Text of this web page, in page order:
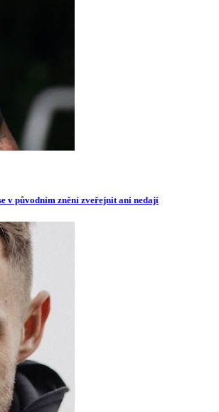
v původním znění zveřejnit ani nedají